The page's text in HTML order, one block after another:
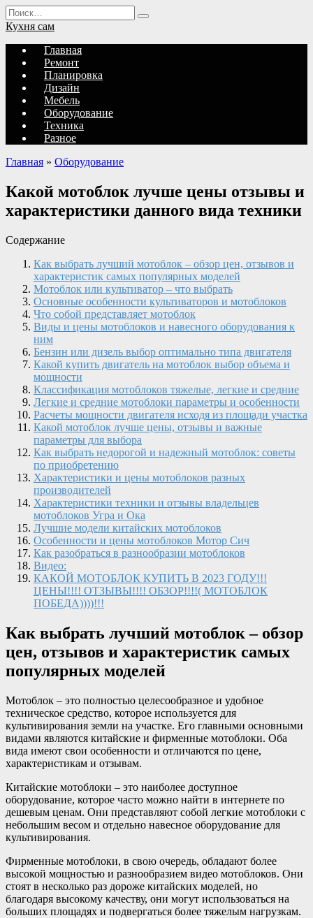
Перейти
к
содержанию
Search
for:
Кухня сам
Главная
Ремонт
Планировка
Дизайн
Мебель
Оборудование
Техника
Разное
Главная » Оборудование
Какой мотоблок лучше цены отзывы и
характеристики данного вида техники
Содержание
Как выбрать лучший мотоблок – обзор цен, отзывов и
характеристик самых популярных моделей
Мотоблок или культиватор – что выбрать
Основные особенности культиваторов и мотоблоков
Что собой представляет мотоблок
Виды и цены мотоблоков и навесного оборудования к
ним
Бензин или дизель выбор оптимально типа двигателя
Какой купить двигатель на мотоблок выбор объема и
мощности
Классификация мотоблоков тяжелые, легкие и средние
Легкие и средние мотоблоки параметры и особенности
Расчеты мощности двигателя исходя из площади участка
Какой мотоблок лучше цены, отзывы и важные
параметры для выбора
Как выбрать недорогой и надежный мотоблок: советы
по приобретению
Характеристики и цены мотоблоков разных
производителей
Характеристики техники и отзывы владельцев
мотоблоков Угра и Ока
Лучшие модели китайских мотоблоков
Особенности и цены мотоблоков Мотор Сич
Как разобраться в разнообразии мотоблоков
Видео:
КАКОЙ МОТОБЛОК КУПИТЬ В 2023 ГОДУ!!!
ЦЕНЫ!!!! ОТЗЫВЫ!!!! ОБЗОР!!!!( МОТОБЛОК
ПОБЕДА))))!!!
Как выбрать лучший мотоблок – обзор
цен, отзывов и характеристик самых
популярных моделей
Мотоблок – это полностью целесообразное и удобное
техническое средство, которое используется для
культивирования земли на участке. Его главными основными
видами являются китайские и фирменные мотоблоки. Оба
вида имеют свои особенности и отличаются по цене,
характеристикам и отзывам.
Китайские мотоблоки – это наиболее доступное
оборудование, которое часто можно найти в интернете по
дешевым ценам. Они представляют собой легкие мотоблоки с
небольшим весом и отдельно навесное оборудование для
культивирования.
Фирменные мотоблоки, в свою очередь, обладают более
высокой мощностью и разнообразием видео мотоблоков. Они
стоят в несколько раз дороже китайских моделей, но
благодаря высокому качеству, они могут использоваться на
больших площадях и подвергаться более тяжелым нагрузкам.